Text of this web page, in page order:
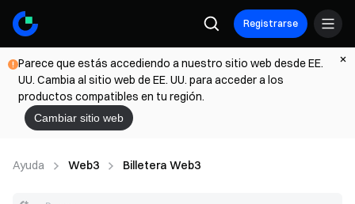
Registrarse
Parece que estás accediendo a nuestro sitio web desde EE.
UU. Cambia al sitio web de EE. UU. para acceder a los
productos compatibles en tu región.
Cambiar sitio web
Ayuda Web3 Billetera Web3